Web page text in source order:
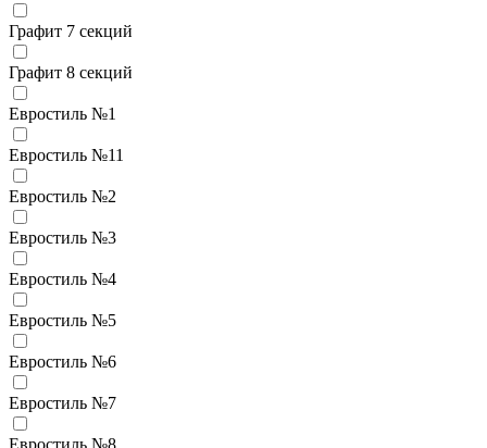
Графит 7 секций
Графит 8 секций
Евростиль №1
Евростиль №11
Евростиль №2
Евростиль №3
Евростиль №4
Евростиль №5
Евростиль №6
Евростиль №7
Евростиль №8